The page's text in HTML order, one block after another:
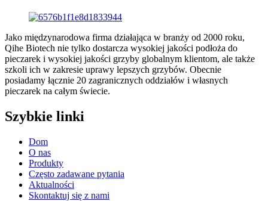
Jako międzynarodowa firma działająca w branży od 2000 roku,
Qihe Biotech nie tylko dostarcza wysokiej jakości podłoża do
pieczarek i wysokiej jakości grzyby globalnym klientom, ale także
szkoli ich w zakresie uprawy lepszych grzybów. Obecnie
posiadamy łącznie 20 zagranicznych oddziałów i własnych
pieczarek na całym świecie.
Szybkie linki
Dom
O nas
Produkty
Często zadawane pytania
Aktualności
Skontaktuj się z nami